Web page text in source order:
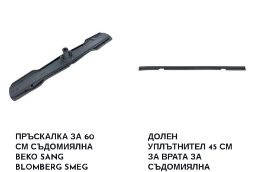
ПРЪСКАЛКА ЗА 60
СМ СЪДОМИЯЛНА
BEKO SANG
BLOMBERG SMEG
ДОЛЕН
УПЛЪТНИТЕЛ 45 СМ
ЗА ВРАТА ЗА
СЪДОМИЯЛНА